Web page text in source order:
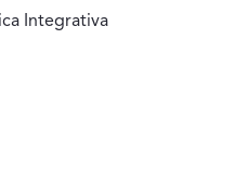
Integrativa